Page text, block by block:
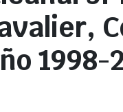
1998-